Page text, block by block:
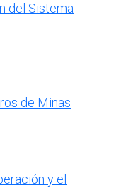
del Sistema
de Minas
y el